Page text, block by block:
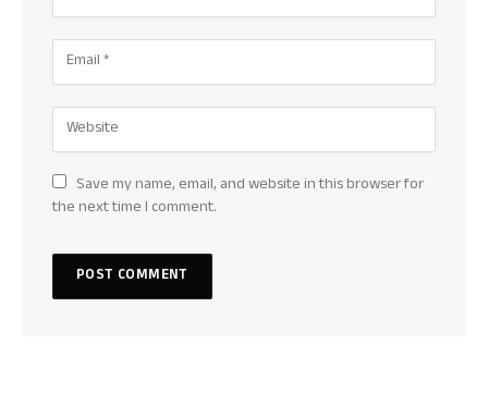
Save my name, email, and website in this browser for
the next time I comment.